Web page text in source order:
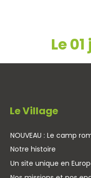
Le
Le Village
NOUVEAU : Le camp
Notre histoire
Un site unique en